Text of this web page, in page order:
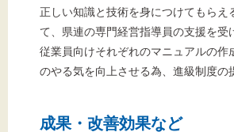
正しい知識と技術を身につけてもらえ
て、県連の専門経営指導員の支援を受
従業員向けそれぞれのマニュアルの作
のやる気を向上させる為、進級制度の
成果・改善効果など